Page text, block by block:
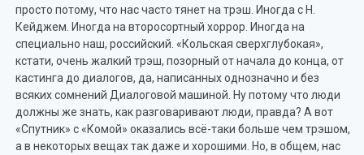
просто потому, что нас часто тянет на трэш. Иногда с Н.
Кейджем. Иногда на второсортный хоррор. Иногда на
специально наш, российский. «Кольская сверхглубокая»,
кстати, очень жалкий трэш, позорный от начала до конца, от
кастинга до диалогов, да, написанных однозначно и без
всяких сомнений Диалоговой машиной. Ну потому что люди
должны же знать, как разговаривают люди, правда? А вот
«Спутник» с «Комой» оказались всё-таки больше чем трэшом,
а в некоторых вещах так даже и хорошими. Но, в общем, нас